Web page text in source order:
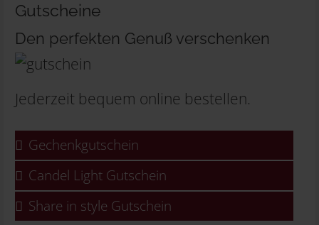
Gutscheine
Den perfekten Genuß verschenken
Jederzeit bequem online bestellen.
Gechenkgutschein
Candel Light Gutschein
Share in style Gutschein